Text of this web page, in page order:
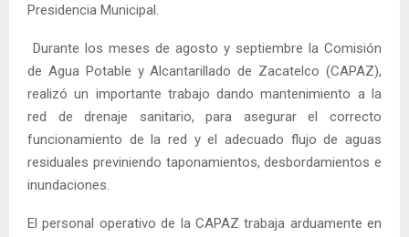
Presidencia Municipal.
Durante los meses de agosto y septiembre la Comisión
de Agua Potable y Alcantarillado de Zacatelco (CAPAZ),
realizó un importante trabajo dando mantenimiento a la
red de drenaje sanitario, para asegurar el correcto
funcionamiento de la red y el adecuado flujo de aguas
residuales previniendo taponamientos, desbordamientos e
inundaciones.
El personal operativo de la CAPAZ trabaja arduamente en